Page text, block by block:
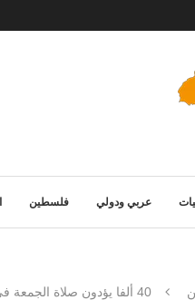
عربي ودولي فلسطين
40 ألفا يؤدون صلاة الجمعة في المسجد الأقصى وسط إجراءات إسرائيلية مشددة